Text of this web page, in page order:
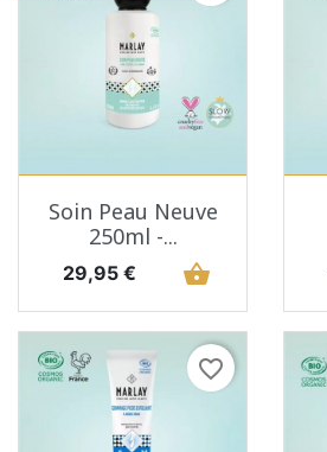
Soin Peau Neuve
250ml -...
Prix
29,95 € shopping_basket
favorite_border